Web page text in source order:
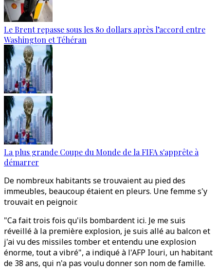
Le Brent repasse sous les 80 dollars après l’accord entre
Washington et Téhéran
La plus grande Coupe du Monde de la FIFA s'apprête à
démarrer
De nombreux habitants se trouvaient au pied des
immeubles, beaucoup étaient en pleurs. Une femme s'y
trouvait en peignoir.
"Ca fait trois fois qu'ils bombardent ici. Je me suis
réveillé à la première explosion, je suis allé au balcon et
j'ai vu des missiles tomber et entendu une explosion
énorme, tout a vibré", a indiqué à l'AFP Iouri, un habitant
de 38 ans, qui n'a pas voulu donner son nom de famille.